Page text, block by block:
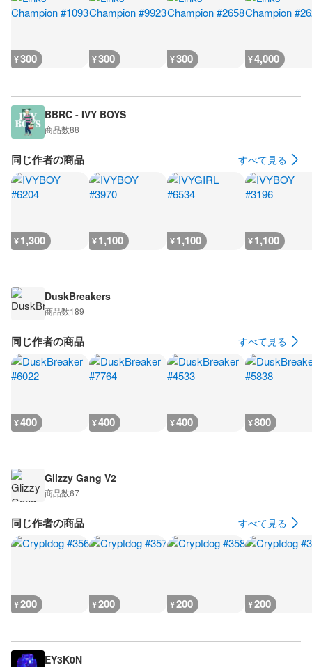
¥300 ¥300 ¥300 ¥4,000
BBRC - IVY BOYS
商品数88
同じ作者の商品 すべて見る
¥1,300 ¥1,100 ¥1,100 ¥1,100
DuskBreakers
商品数189
同じ作者の商品 すべて見る
¥400 ¥400 ¥400 ¥800
Glizzy Gang V2
商品数67
同じ作者の商品 すべて見る
¥200 ¥200 ¥200 ¥200
EY3K0N